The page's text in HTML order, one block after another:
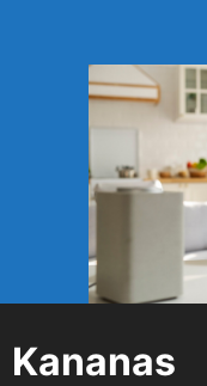
Kananas